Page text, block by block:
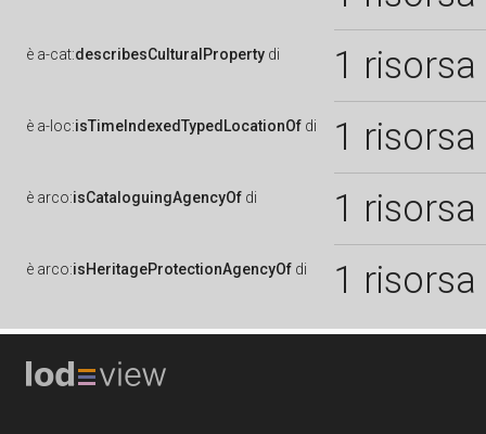
è a-cat:describesCulturalProperty di 1 risorsa
è a-loc:isTimeIndexedTypedLocationOf di 1 risorsa
è arco:isCataloguingAgencyOf di 1 risorsa
è arco:isHeritageProtectionAgencyOf di 1 risorsa